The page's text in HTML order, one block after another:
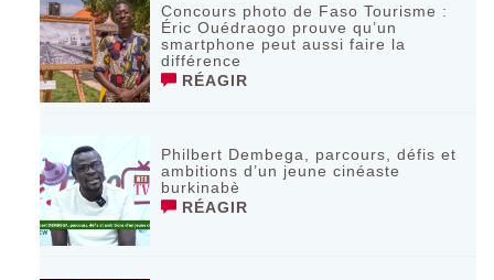
Concours photo de Faso Tourisme :
Éric Ouédraogo prouve qu’un
smartphone peut aussi faire la
différence
RÉAGIR
Philbert Dembega, parcours, défis et
ambitions d’un jeune cinéaste
burkinabè
RÉAGIR